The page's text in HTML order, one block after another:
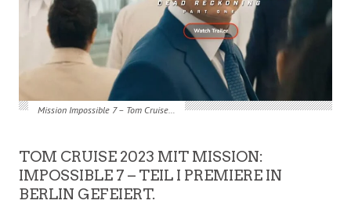
Mission Impossible 7 – Tom Cruise…
TOM CRUISE 2023 MIT MISSION:
IMPOSSIBLE 7 – TEIL I PREMIERE IN
BERLIN GEFEIERT.